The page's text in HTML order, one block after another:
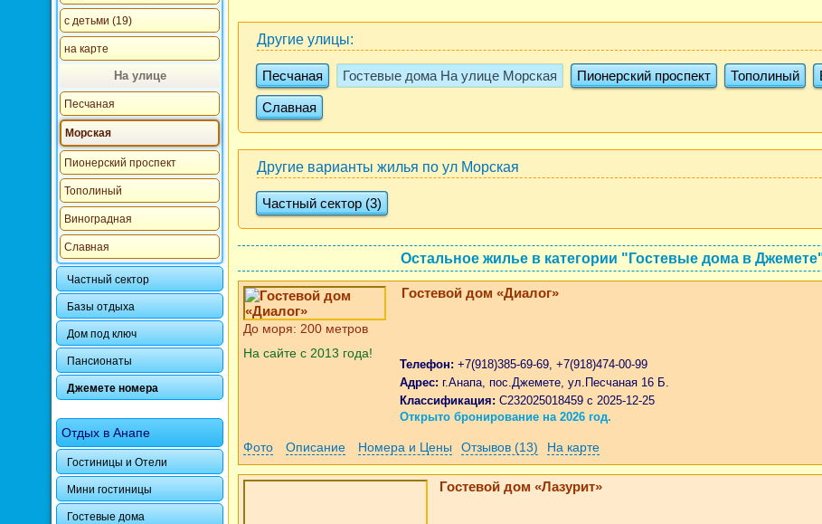
с детьми (19)
на карте
На улице
Песчаная
Морская
Пионерский проспект
Тополиный
Виноградная
Славная
Частный сектор
Базы отдыха
Дом под ключ
Пансионаты
Джемете номера
Отдых в Анапе
Гостиницы и Отели
Мини гостиницы
Гостевые дома
Другие улицы:
Песчаная Гостевые дома На улице Морская Пионерский проспект Тополиный
Славная
Другие варианты жилья по ул Морская
Частный сектор (3)
Остальное жилье в категории "Гостевые дома в
До моря: 200 метров
На сайте с 2013 года!
Гостевой дом «Диалог»
Телефон: +7(918)385-69-69, +7(918)474-00-99
Адрес: г.Анапа, пос.Джемете, ул.Песчаная 16 Б.
Классификация: С232025018459 с 2025-12-25
Открыто бронирование на 2026 год.
Фото Описание Номера и Цены Отзывов (13) На карте
Гостевой дом «Лазурит»